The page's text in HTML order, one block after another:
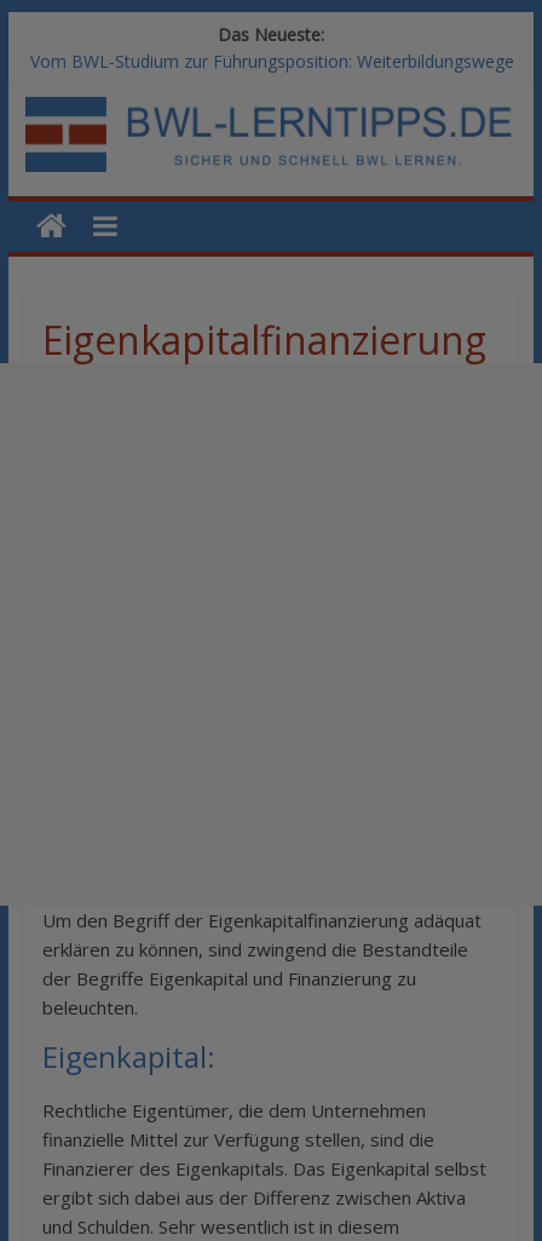
Das Neueste:
Vom BWL-Studium zur Führungsposition: Weiterbildungswege
Rechnungswesen im BWL-Studium: Digitale Tools für die
Finanzbuchhaltung
KI-Kompetenz im BWL-Studium: Controlling und
Datenanalyse verstehen
Methoden der Personalentwicklung: Blended Learning versus
klassische Präsenzschulung im Vergleich
Eigenkapitalfinanzierung
Um den Begriff der Eigenkapitalfinanzierung adäquat
erklären zu können, sind zwingend die Bestandteile
der Begriffe Eigenkapital und Finanzierung zu
beleuchten.
Eigenkapital:
Rechtliche Eigentümer, die dem Unternehmen
finanzielle Mittel zur Verfügung stellen, sind die
Finanzierer des Eigenkapitals. Das Eigenkapital selbst
ergibt sich dabei aus der Differenz zwischen Aktiva
und Schulden. Sehr wesentlich ist in diesem